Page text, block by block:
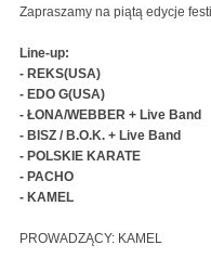
Zapraszamy na piątą edycje
Line-up:
- REKS(USA)
- EDO G(USA)
- ŁONA/WEBBER + Live Band
- BISZ / B.O.K. + Live Band
- POLSKIE KARATE
- PACHO
- KAMEL
PROWADZĄCY: KAMEL